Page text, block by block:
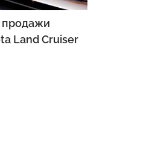
продажи
Land Cruiser